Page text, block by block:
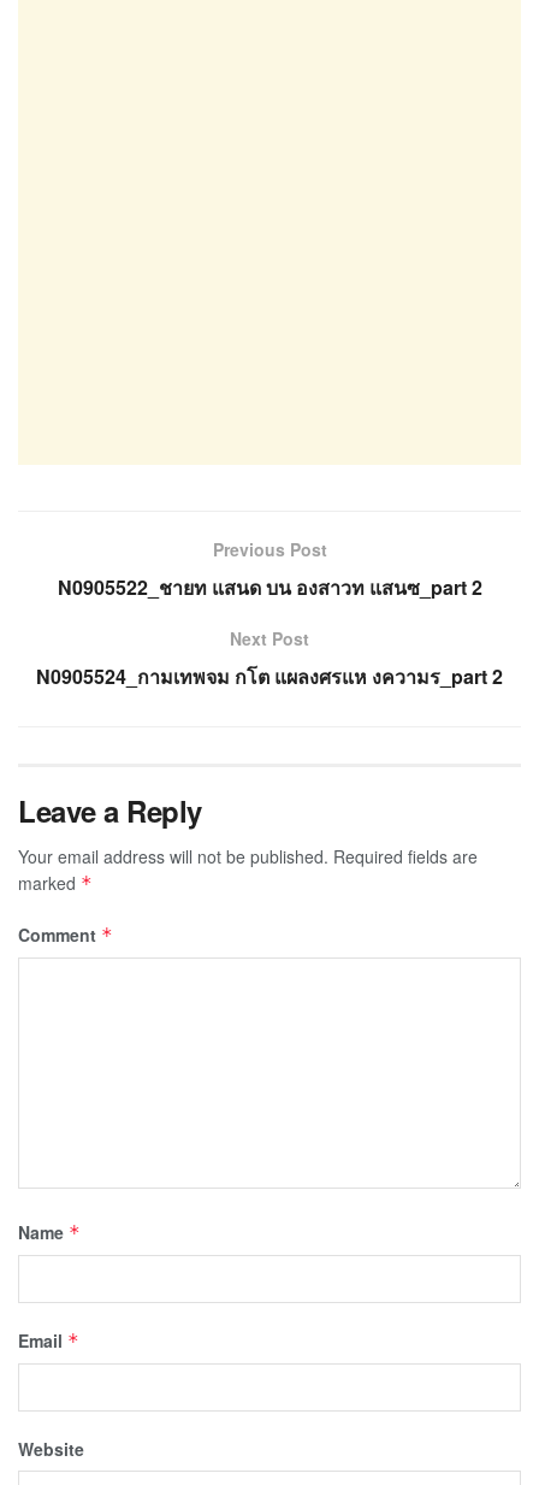
Previous Post
N0905522_ชายท แสนด บน องสาวท แสนซ_part 2
Next Post
N0905524_กามเทพจม กโต แผลงศรแห งความร_part 2
Leave a Reply
Your email address will not be published. Required fields are
marked *
Comment *
Name *
Email *
Website